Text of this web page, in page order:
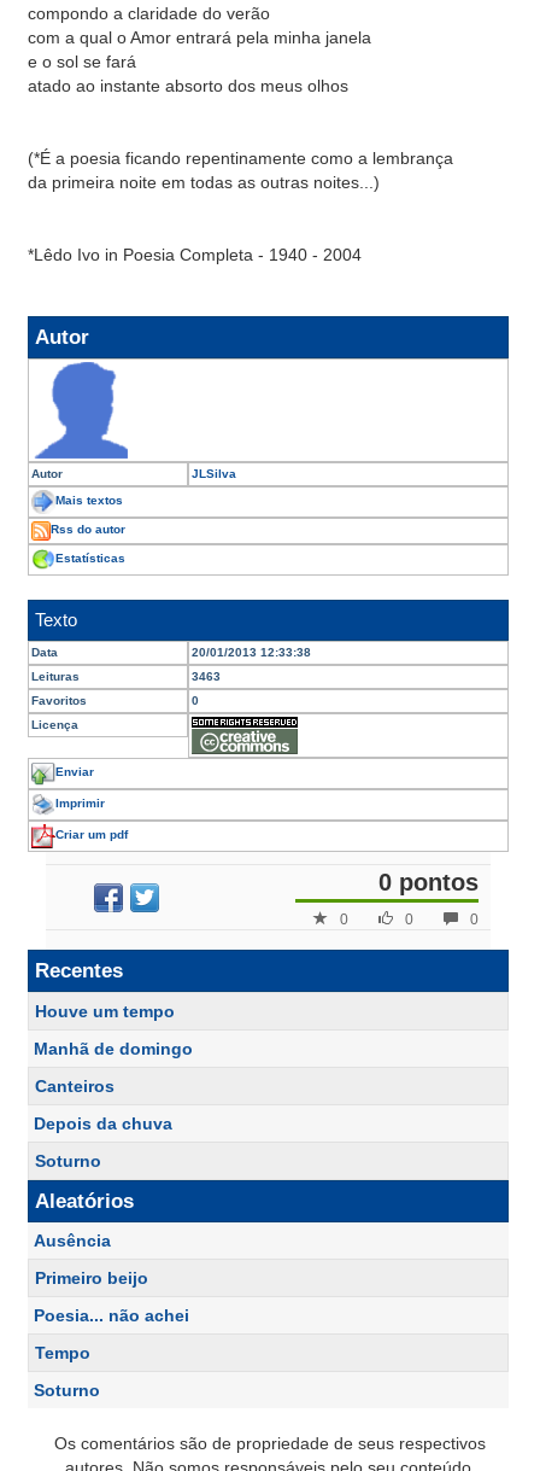
compondo a claridade do verão
com a qual o Amor entrará pela minha janela
e o sol se fará
atado ao instante absorto dos meus olhos
(*É a poesia ficando repentinamente como a lembrança
da primeira noite em todas as outras noites...)
*Lêdo Ivo in Poesia Completa - 1940 - 2004
Autor
Autor JLSilva
Mais textos
Rss do autor
Estatísticas
Texto
Data
20/01/2013 12:33:38
Leituras
3463
Favoritos
0
Licença
Enviar
Imprimir
Criar um pdf
0 pontos
0
0
0
Recentes
Houve um tempo
Manhã de domingo
Canteiros
Depois da chuva
Soturno
Aleatórios
Ausência
Primeiro beijo
Poesia... não achei
Tempo
Soturno
Os comentários são de propriedade de seus respectivos